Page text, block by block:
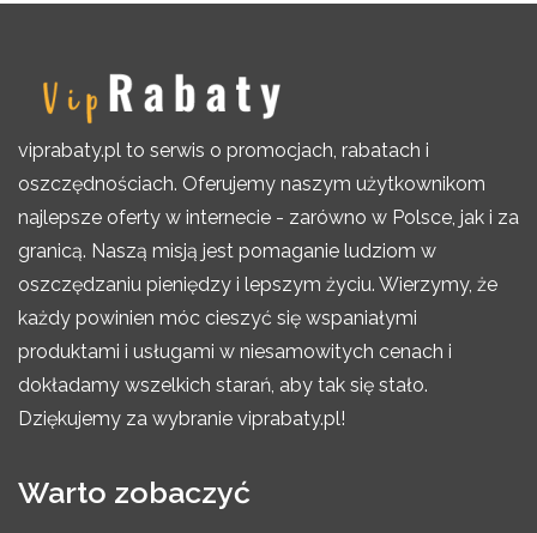
viprabaty.pl to serwis o promocjach, rabatach i
oszczędnościach. Oferujemy naszym użytkownikom
najlepsze oferty w internecie - zarówno w Polsce, jak i za
granicą. Naszą misją jest pomaganie ludziom w
oszczędzaniu pieniędzy i lepszym życiu. Wierzymy, że
każdy powinien móc cieszyć się wspaniałymi
produktami i usługami w niesamowitych cenach i
dokładamy wszelkich starań, aby tak się stało.
Dziękujemy za wybranie viprabaty.pl!
Warto zobaczyć